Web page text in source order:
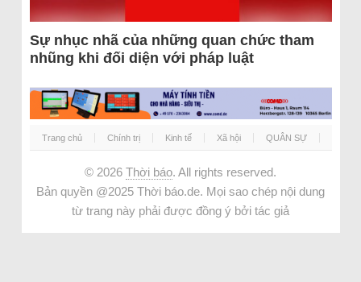
Sự nhục nhã của những quan chức tham
nhũng khi đối diện với pháp luật
Trang chủ Chính trị Kinh tế Xã hội QUÂN SỰ
© 2026 Thời báo. All rights reserved.
Bản quyền @2025 Thời báo.de. Mọi sao chép nội dung
từ trang này phải được đồng ý bởi tác giả